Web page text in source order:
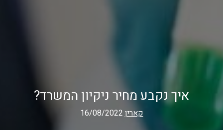
איך נקבע מחיר ניקיון המשרד?
קארין16/08/2022